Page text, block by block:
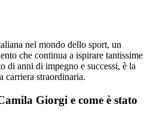
nel mondo dello sport, un
che continua a ispirare tantissime
di anni di impegno e successi, è la
carriera straordinaria.
Giorgi e come è stato